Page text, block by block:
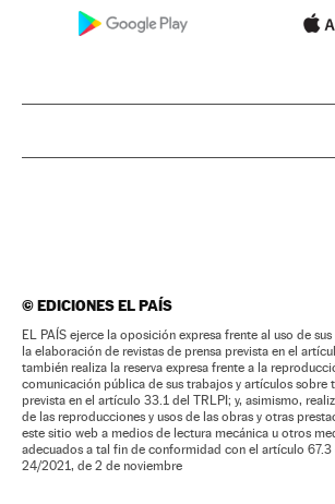
©EDICIONES EL PAÍS
EL PAÍS ejerce la oposición expresa frente al uso de
la elaboración de revistas de prensa prevista en el
también realiza la reserva expresa frente a la
comunicación pública de sus trabajos y artículos sobre
prevista en el artículo 33.1 del TRLPI; y, asimismo,
de las reproducciones y usos de las obras y otras
este sitio web a medios de lectura mecánica u otros
adecuados a tal fin de conformidad con el artículo 67.3
24/2021, de 2 de noviembre